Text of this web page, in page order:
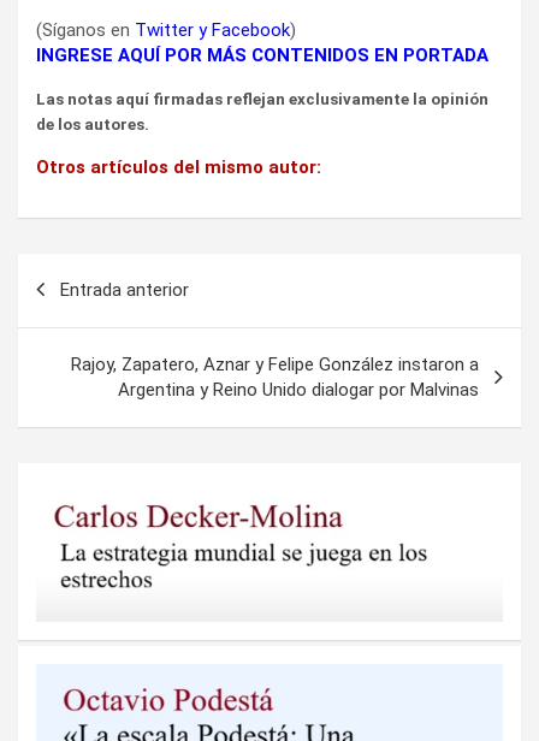
(Síganos en Twitter yFacebook)
INGRESE AQUÍ POR MÁS CONTENIDOS EN PORTADA
Las notas aquí firmadas reflejan exclusivamente la opinión
de los autores.
Otros artículos del mismo autor:
entradas
Entrada anterior
Rajoy, Zapatero, Aznar y Felipe González instaron a
Argentina y Reino Unido dialogar por Malvinas